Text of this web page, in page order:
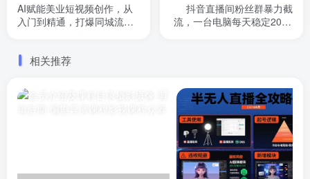
AI赋能美业短视频创作，从
入门到精通，打爆同城流
抖音直播间粉丝群暴力截
流，一台电脑每天稳定2000
相关推荐